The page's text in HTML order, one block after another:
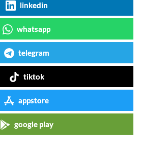
linkedin
whatsapp
telegram
tiktok
appstore
google play